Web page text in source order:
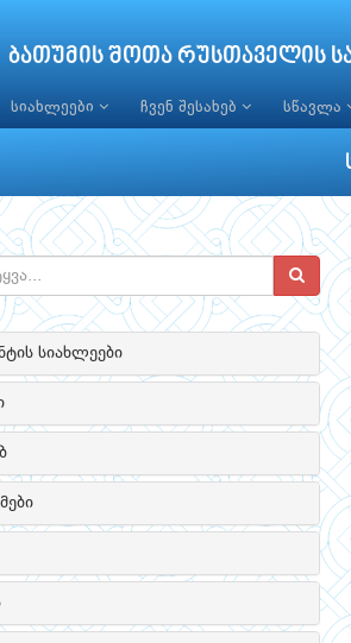
ბათუმის შოთა რუსთაველის
სიახლეები ჩვენ შესახებ სწავლა
სიახლეები